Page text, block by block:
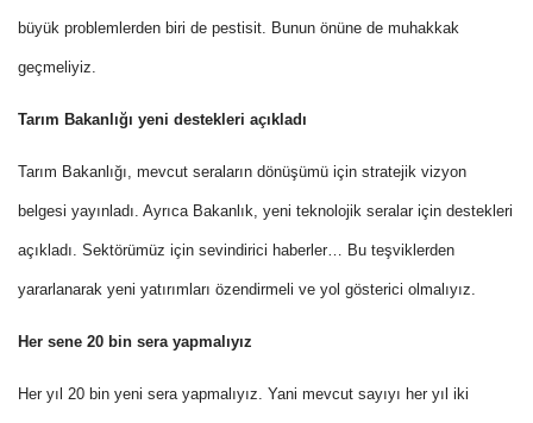
büyük problemlerden biri de pestisit. Bunun önüne de muhakkak
geçmeliyiz.
Tarım Bakanlığı yeni destekleri açıkladı
Tarım Bakanlığı, mevcut seraların dönüşümü için stratejik vizyon
belgesi yayınladı. Ayrıca Bakanlık, yeni teknolojik seralar için destekleri
açıkladı. Sektörümüz için sevindirici haberler… Bu teşviklerden
yararlanarak yeni yatırımları özendirmeli ve yol gösterici olmalıyız.
Her sene 20 bin sera yapmalıyız
Her yıl 20 bin yeni sera yapmalıyız. Yani mevcut sayıyı her yıl iki